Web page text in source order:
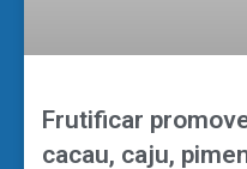
Frutificar
cacau, caju,